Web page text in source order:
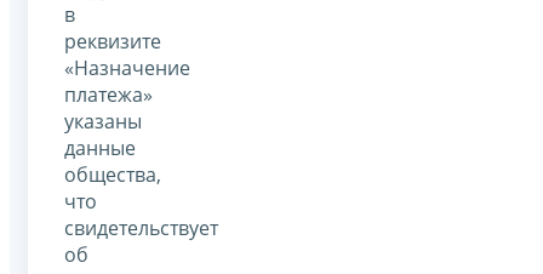
в
реквизите
«Назначение
платежа»
указаны
данные
общества,
что
свидетельствует
об